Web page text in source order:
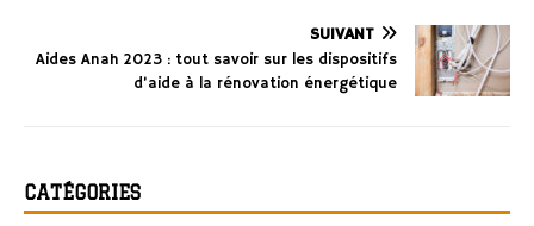
SUIVANT
Aides Anah 2023 : tout savoir sur les dispositifs
d’aide à la rénovation énergétique
CATÉGORIES